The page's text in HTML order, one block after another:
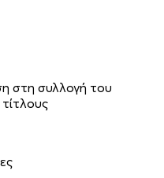
στη συλλογή του